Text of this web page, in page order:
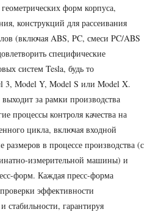
форм корпуса,
конструкций для рассеивания
(включая ABS, PC, смеси PC/ABS
специфические
систем Tesla, будь то
3, Model Y, Model S или Model X.
за рамки производства
процессы контроля качества на
цикла, включая входной
размеров в процессе производства (с
измерительной машины) и
форм. Каждая пресс-форма
эффективности
стабильности, гарантируя